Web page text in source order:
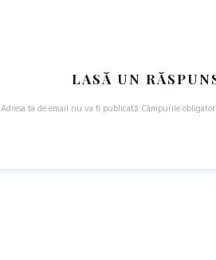
LASĂ UN
Adresa ta de email nu va fi publicată.Câmpurile